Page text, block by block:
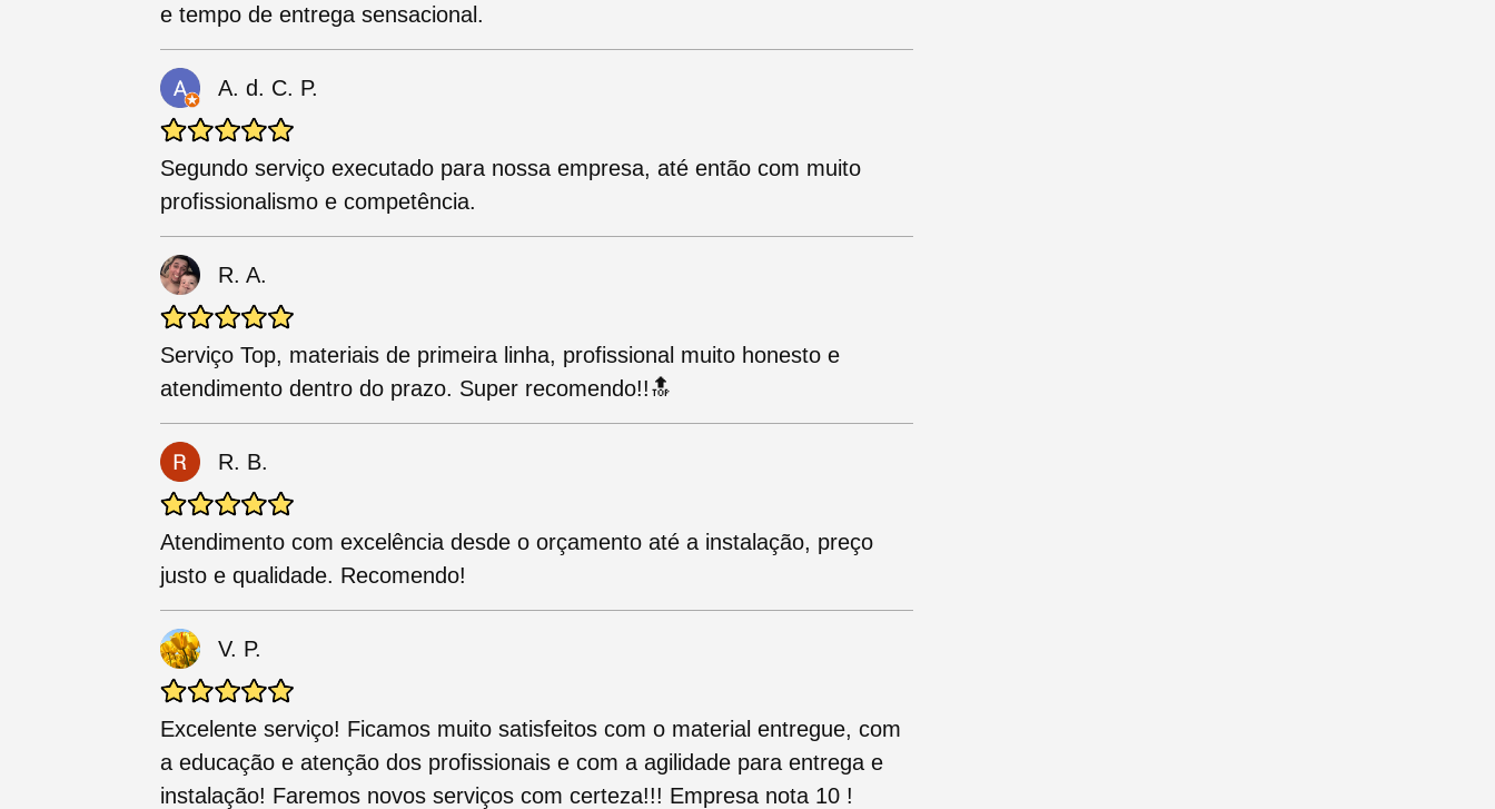
e tempo de entrega sensacional.
A. d. C. P.
Segundo serviço executado para nossa empresa, até então com muito
profissionalismo e competência.
R. A.
Serviço Top, materiais de primeira linha, profissional muito honesto e
atendimento dentro do prazo. Super recomendo!!🔝
R. B.
Atendimento com excelência desde o orçamento até a instalação, preço
justo e qualidade. Recomendo!
V. P.
Excelente serviço! Ficamos muito satisfeitos com o material entregue, com
a educação e atenção dos profissionais e com a agilidade para entrega e
instalação! Faremos novos serviços com certeza!!! Empresa nota 10 !